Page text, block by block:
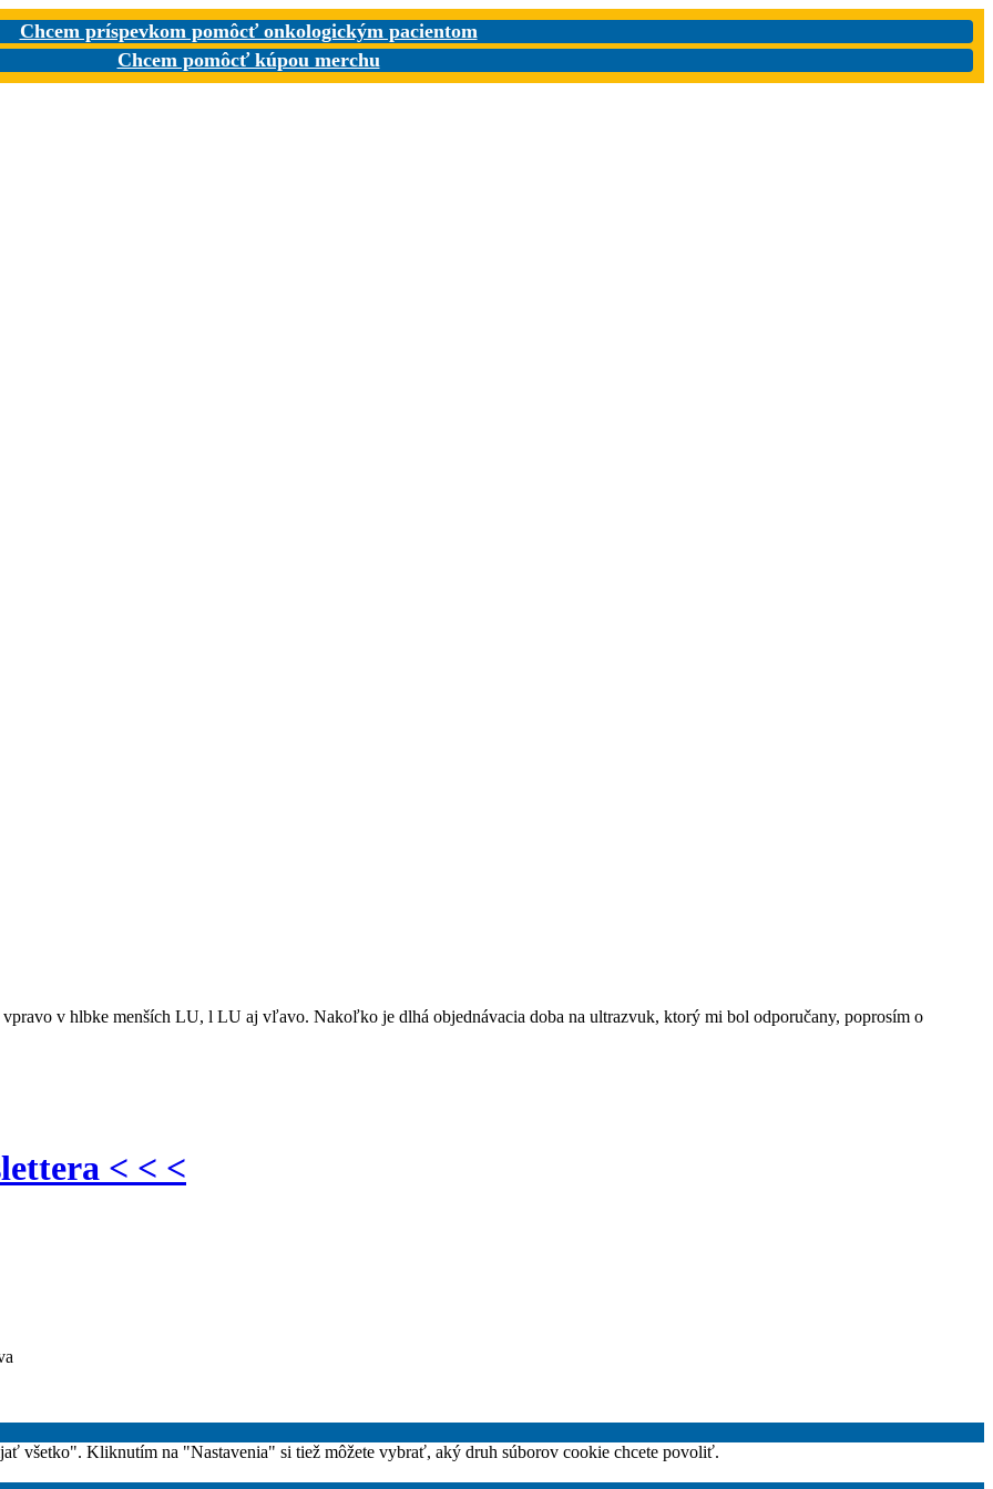
Chcem príspevkom pomôcť onkologickým pacientom
Chcem pomôcť kúpou merchu
v hlbke menších LU, l LU aj vľavo. Nakoľko je dlhá objednávacia doba na ultrazvuk, ktorý mi bol odporučany, poprosím o
< < <
všetko". Kliknutím na "Nastavenia" si tiež môžete vybrať, aký druh súborov cookie chcete povoliť.